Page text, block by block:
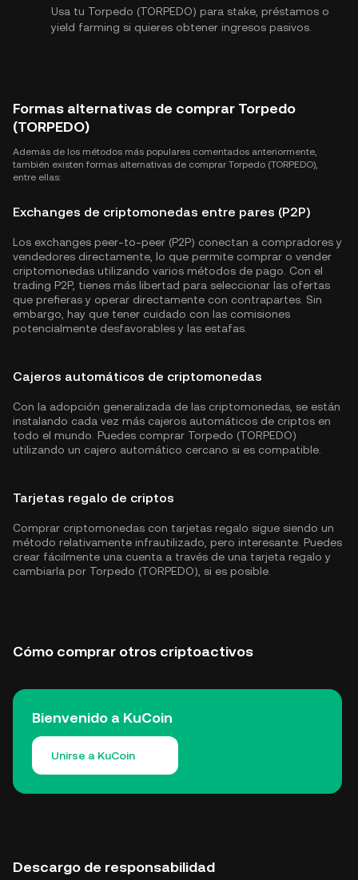
Usa tu Torpedo (TORPEDO) para stake, préstamos o
yield farming si quieres obtener ingresos pasivos.
Formas alternativas de comprar Torpedo
(TORPEDO)
Además de los métodos más populares comentados anteriormente,
también existen formas alternativas de comprar Torpedo (TORPEDO),
entre ellas:
Exchanges de criptomonedas entre pares (P2P)
Los exchanges peer-to-peer (P2P) conectan a compradores y
vendedores directamente, lo que permite comprar o vender
criptomonedas utilizando varios métodos de pago. Con el
trading P2P, tienes más libertad para seleccionar las ofertas
que prefieras y operar directamente con contrapartes. Sin
embargo, hay que tener cuidado con las comisiones
potencialmente desfavorables y las estafas.
Cajeros automáticos de criptomonedas
Con la adopción generalizada de las criptomonedas, se están
instalando cada vez más cajeros automáticos de criptos en
todo el mundo. Puedes comprar Torpedo (TORPEDO)
utilizando un cajero automático cercano si es compatible.
Tarjetas regalo de criptos
Comprar criptomonedas con tarjetas regalo sigue siendo un
método relativamente infrautilizado, pero interesante. Puedes
crear fácilmente una cuenta a través de una tarjeta regalo y
cambiarla por Torpedo (TORPEDO), si es posible.
Cómo comprar otros criptoactivos
Bienvenido a KuCoin
Unirse a KuCoin
Descargo de responsabilidad